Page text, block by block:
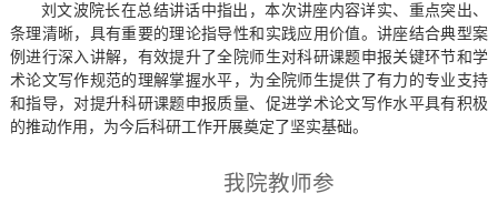
刘文波院长在总结讲话中指出，本次讲座内容详实、重点突出、
条理清晰，具有重要的理论指导性和实践应用价值。讲座结合典型案
例进行深入讲解，有效提升了全院师生对科研课题申报关键环节和学
术论文写作规范的理解掌握水平，为全院师生提供了有力的专业支持
和指导，对提升科研课题申报质量、促进学术论文写作水平具有积极
的推动作用，为今后科研工作开展奠定了坚实基础。
我院教师参